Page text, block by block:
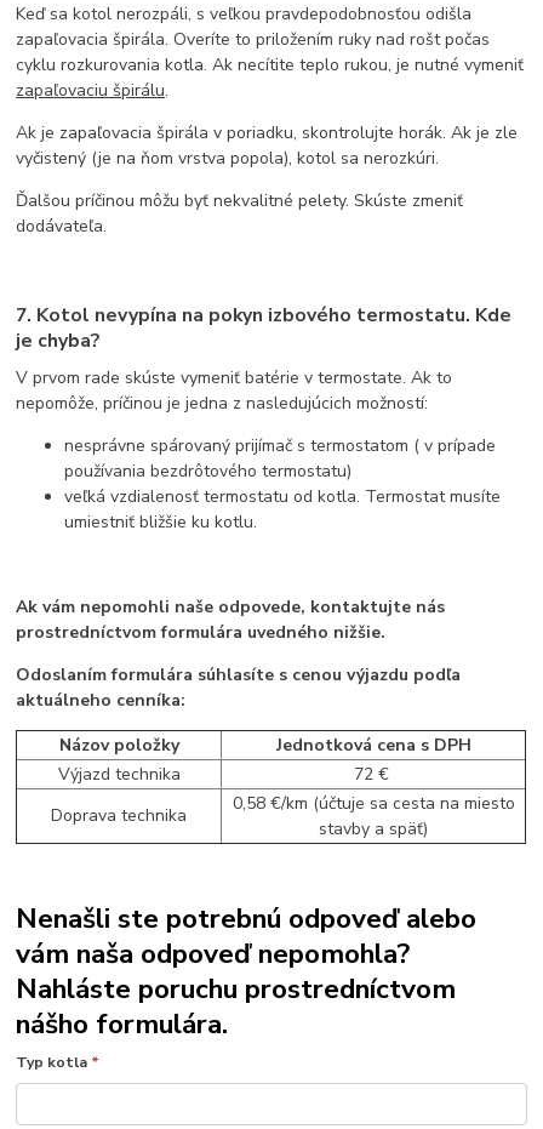
Keď sa kotol nerozpáli, s veľkou pravdepodobnosťou odišla
zapaľovacia špirála. Overíte to priložením ruky nad rošt počas
cyklu rozkurovania kotla. Ak necítite teplo rukou, je nutné vymeniť
zapaľovaciu špirálu.
Ak je zapaľovacia špirála v poriadku, skontrolujte horák. Ak je zle
vyčistený (je na ňom vrstva popola), kotol sa nerozkúri.
Ďalšou príčinou môžu byť nekvalitné pelety. Skúste zmeniť
dodávateľa.
7. Kotol nevypína na pokyn izbového termostatu. Kde
je chyba?
V prvom rade skúste vymeniť batérie v termostate. Ak to
nepomôže, príčinou je jedna z nasledujúcich možností:
nesprávne spárovaný prijímač s termostatom ( v prípade
používania bezdrôtového termostatu)
veľká vzdialenosť termostatu od kotla. Termostat musíte
umiestniť bližšie ku kotlu.
Ak vám nepomohli naše odpovede, kontaktujte nás
prostredníctvom formulára uvedného nižšie.
Odoslaním formulára súhlasíte s cenou výjazdu podľa
aktuálneho cenníka:
Názov položky
Jednotková cena s DPH
Výjazd technika
72 €
Doprava technika
0,58 €/km (účtuje sa cesta na miesto
stavby a späť)
Nenašli ste potrebnú odpoveď alebo
vám naša odpoveď nepomohla?
Nahláste poruchu prostredníctvom
nášho formulára.
Typ kotla *